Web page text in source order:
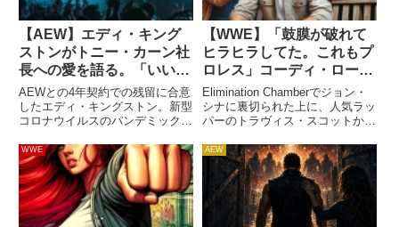
【AEW】エディ・キング
ストンがトニー・カーン社
長への愛を語る。「いい人
すぎる。やりすぎなくらい
みんなを気にかけている」
AEWとの4年契約での残留に合意
したエディ・キングストン。新型
コロナウイルスのパンデミックが
討した彼が大きく飛躍したのは、
AEWがコーディ・ローデスの対
戦相手として彼を選んだことがき
っかけでした。2020年にA...
【WWE】「鼓膜が破れて
ヒラヒラしてた。これもプ
ロレス」コーディ・ローデ
スがトラヴィス・スコット
からの強烈ビンタを振り返
る
Elimination Chamberでジョン・
シナに裏切られた上に、人気ラッ
パーのトラヴィス・スコットから
ーデス。その痛みもプロレスだ、
と受け入れています。スコットか
らのビンタは強烈すぎるもので、
コーディは鼓...
WWE AEW